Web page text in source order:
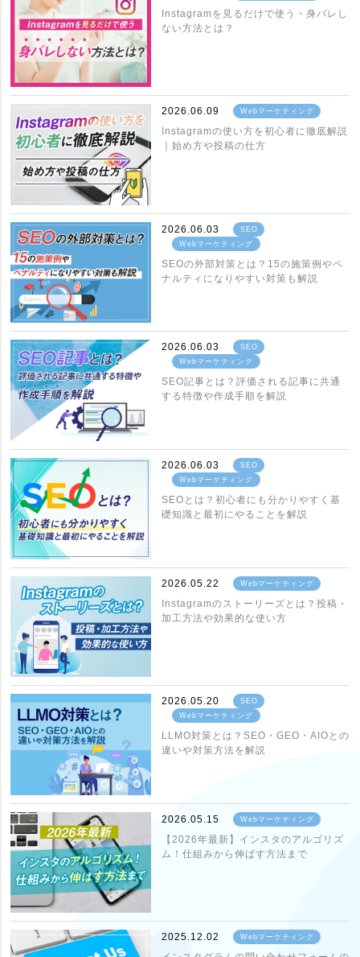
Instagramを見るだけで使う・身バレし
ない方法とは？
2026.06.09 Webマーケティング
Instagramの使い方を初心者に徹底解説
｜始め方や投稿の仕方
2026.06.03
SEO
Webマーケティング
SEOの外部対策とは？15の施策例やペ
ナルティになりやすい対策も解説
2026.06.03
SEO
Webマーケティング
SEO記事とは？評価される記事に共通
する特徴や作成手順を解説
2026.06.03
SEO
Webマーケティング
SEOとは？初心者にも分かりやすく基
礎知識と最初にやることを解説
2026.05.22 Webマーケティング
Instagramのストーリーズとは？投稿・
加工方法や効果的な使い方
2026.05.20
SEO
Webマーケティング
LLMO対策とは？SEO・GEO・AIOとの
違いや対策方法を解説
2026.05.15 Webマーケティング
【2026年最新】インスタのアルゴリズ
ム！仕組みから伸ばす方法まで
2025.12.02 Webマーケティング